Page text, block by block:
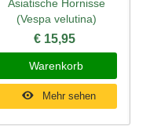
Asiatische Hornisse
(Vespa velutina)
€ 15,95
Warenkorb
Mehr sehen